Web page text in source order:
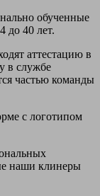
обученные
до 40 лет.
аттестацию в
в службе
частью команды
с логотипом
наши клинеры